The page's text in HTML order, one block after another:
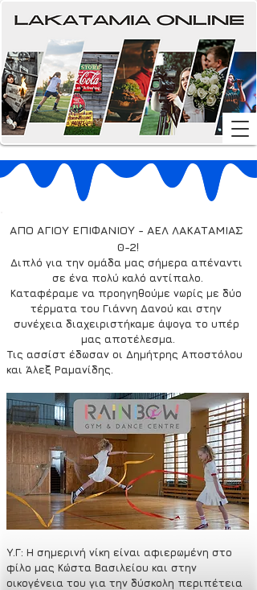
ΑΠΟ ΑΓΙΟΥ ΕΠΙΦΑΝΙΟΥ - ΑΕΛ ΛΑΚΑΤΑΜΙΑΣ
0-2!
Διπλό για την ομάδα μας σήμερα απέναντι
σε ένα πολύ καλό αντίπαλο.
Καταφέραμε να προηγηθούμε νωρίς με δύο
τέρματα του Γιάννη Δανού και στην
συνέχεια διαχειριστήκαμε άψογα το υπέρ
μας αποτέλεσμα.
Tις ασσίστ έδωσαν οι Δημήτρης Αποστόλου
και Άλεξ Ραμανίδης.
Υ.Γ: Η σημερινή νίκη είναι αφιερωμένη στο
φίλο μας Κώστα Βασιλείου και στην
οικογένεια του για την δύσκολη περιπέτεια